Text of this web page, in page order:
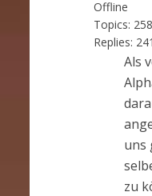
Offline
Topics:
Replies:
Als
uns
zu